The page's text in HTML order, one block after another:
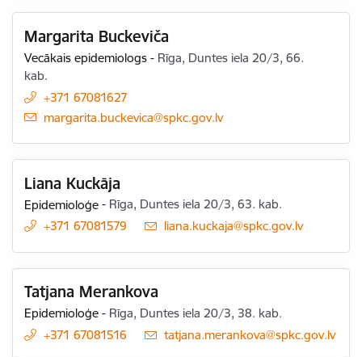
Margarita Buckeviča
Vecākais epidemiologs - Rīga, Duntes iela 20/3, 66.
kab.
+371 67081627
E-pasts:
margarita.buckevica@spkc.gov.lv
Liana Kuckāja
Epidemioloģe - Rīga, Duntes iela 20/3, 63. kab.
+371 67081579
E-pasts:
liana.kuckaja@spkc.gov.lv
Tatjana Merankova
Epidemioloģe - Rīga, Duntes iela 20/3, 38. kab.
+371 67081516
E-pasts:
tatjana.merankova@spkc.gov.lv